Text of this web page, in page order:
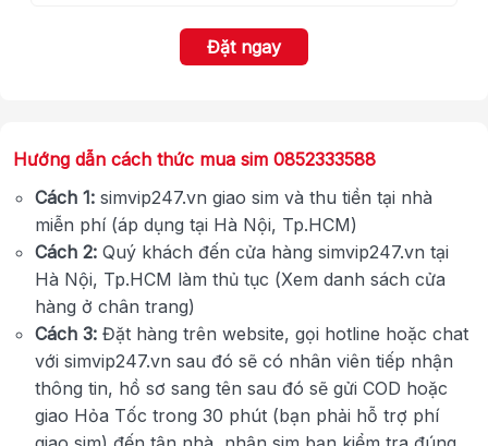
Đặt ngay
Hướng dẫn cách thức mua sim 0852333588
Cách 1: simvip247.vn giao sim và thu tiền tại nhà
miễn phí (áp dụng tại Hà Nội, Tp.HCM)
Cách 2: Quý khách đến cửa hàng simvip247.vn tại
Hà Nội, Tp.HCM làm thủ tục (Xem danh sách cửa
hàng ở chân trang)
Cách 3: Đặt hàng trên website, gọi hotline hoặc chat
với simvip247.vn sau đó sẽ có nhân viên tiếp nhận
thông tin, hồ sơ sang tên sau đó sẽ gửi COD hoặc
giao Hỏa Tốc trong 30 phút (bạn phải hỗ trợ phí